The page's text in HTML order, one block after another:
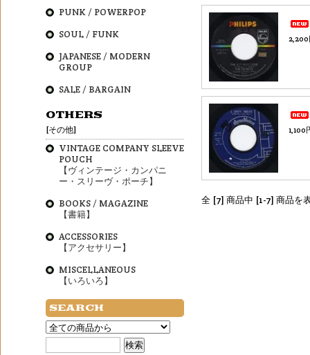
1,100
全 [7] 商品中 [1-7] 商品を
PUNK / POWERPOP
SOUL / FUNK
JAPANESE / MODERN
GROUP
SALE / BARGAIN
OTHERS
[その他]
VINTAGE COMPANY SLEEVE
POUCH
【ヴィンテージ・カンパニ
ー・スリーヴ・ポーチ】
BOOKS / MAGAZINE
【書籍】
ACCESSORIES
【アクセサリー】
MISCELLANEOUS
【いろいろ】
SEARCH